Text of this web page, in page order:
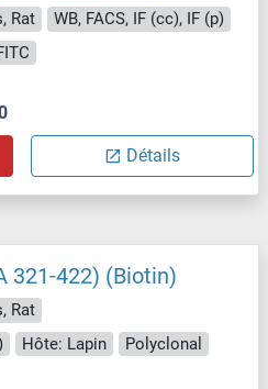
Rat
WB, FACS, IF (cc), IF (p)
Détails
321-422) (Biotin)
Rat
Hôte: Lapin
Polyclonal